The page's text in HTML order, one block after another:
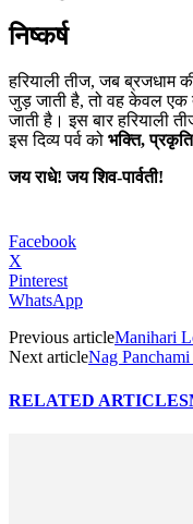
निष्कर्ष
हरियाली तीज, जब ब्रजधाम
जुड़ जाती है, तो वह केवल एक
जाती है। इस बार हरियाली
इस दिव्य पर्व को भक्ति,
जय राधे! जय शिव-पार्वती!
Facebook
X
Pinterest
WhatsApp
Previous articleManihari
Next articleNag
RELATED ARTICLES